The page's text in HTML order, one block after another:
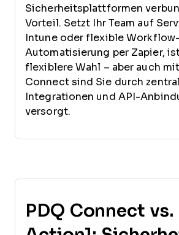
Sicherheitsplattformen
Vorteil. Setzt Ihr Team auf
Intune oder flexible Workflow-
Automatisierung per Zapier,
flexiblere Wahl – aber auch
Connect sind Sie durch
Integrationen und API-
versorgt.
PDQ Connect vs.